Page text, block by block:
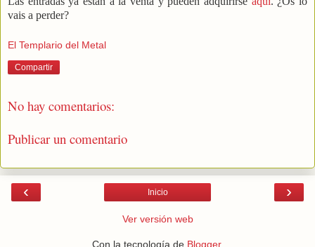
vais a perder?
El Templario del Metal
Compartir
No hay comentarios:
Publicar un comentario
‹ ›
Inicio
Ver versión web
Con la tecnología de Blogger.